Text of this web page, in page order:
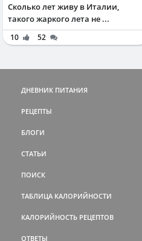
Сколько лет живу в Италии,
такого жаркого лета не ...
10 52
ДНЕВНИК ПИТАНИЯ
РЕЦЕПТЫ
БЛОГИ
СТАТЬИ
ПОИСК
ТАБЛИЦА КАЛОРИЙНОСТИ
КАЛОРИЙНОСТЬ РЕЦЕПТОВ
ОТВЕТЫ